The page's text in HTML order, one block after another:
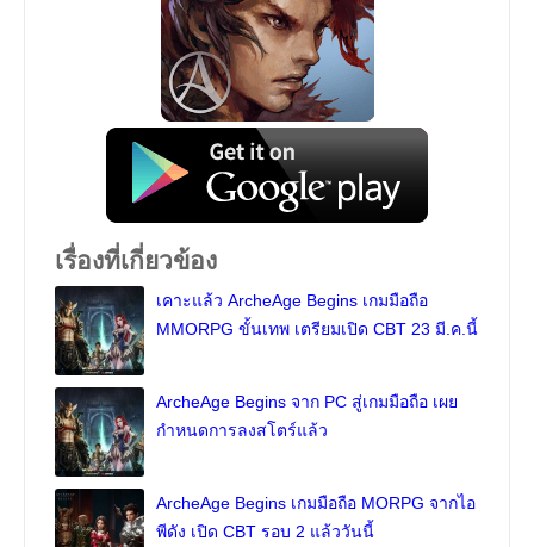
เรื่องที่เกี่ยวข้อง
เคาะแล้ว ArcheAge Begins เกมมือถือ
MMORPG ขั้นเทพ เตรียมเปิด CBT 23 มี.ค.นี้
ArcheAge Begins จาก PC สู่เกมมือถือ เผย
กำหนดการลงสโตร์แล้ว
ArcheAge Begins เกมมือถือ MORPG จากไอ
พีดัง เปิด CBT รอบ 2 แล้ววันนี้